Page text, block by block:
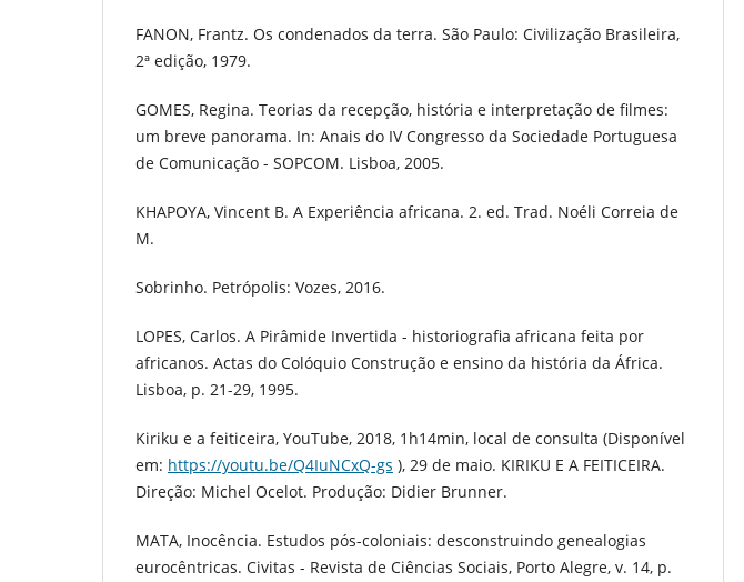
FANON, Frantz. Os condenados da terra. São Paulo: Civilização Brasileira,
2ª edição, 1979.
GOMES, Regina. Teorias da recepção, história e interpretação de filmes:
um breve panorama. In: Anais do IV Congresso da Sociedade Portuguesa
de Comunicação - SOPCOM. Lisboa, 2005.
KHAPOYA, Vincent B. A Experiência africana. 2. ed. Trad. Noéli Correia de
M.
Sobrinho. Petrópolis: Vozes, 2016.
LOPES, Carlos. A Pirâmide Invertida - historiografia africana feita por
africanos. Actas do Colóquio Construção e ensino da história da África.
Lisboa, p. 21-29, 1995.
Kiriku e a feiticeira, YouTube, 2018, 1h14min, local de consulta (Disponível
em: https://youtu.be/Q4IuNCxQ-gs ), 29 de maio. KIRIKU E A FEITICEIRA.
Direção: Michel Ocelot. Produção: Didier Brunner.
MATA, Inocência. Estudos pós-coloniais: desconstruindo genealogias
eurocêntricas. Civitas - Revista de Ciências Sociais, Porto Alegre, v. 14, p.